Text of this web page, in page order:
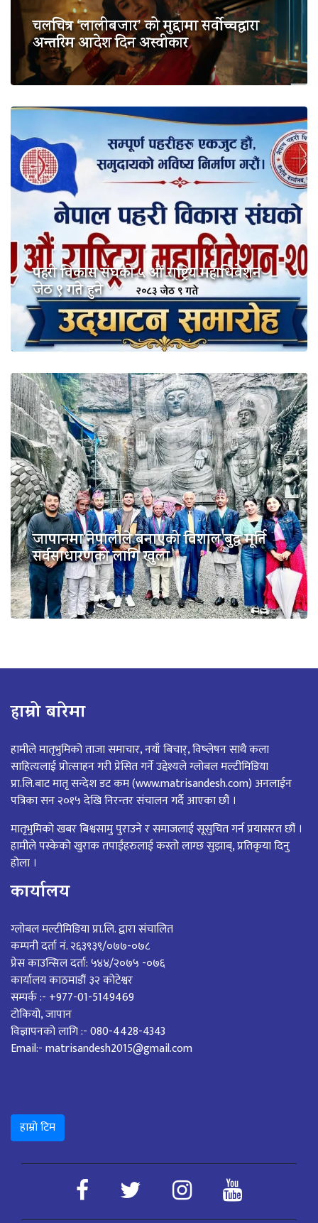
चलचित्र ‘लालीबजार’ को मुद्दामा सर्वोच्चद्वारा
अन्तरिम आदेश दिन अस्वीकार
पहरी विकास संघको ५ औं राष्ट्रिय महाधिवेशन
जेठ ९ गते हुने
जापानमा नेपालीले बनाएको विशाल बुद्ध मूर्ति
सर्वसाधारणको लागि खुला
हाम्रो बारेमा
हामीले मातृभुमिको ताजा समाचार, नयाँ बिचार्, विष्लेषन साथै कला
साहित्यलाई प्रोत्साहन गरी प्रेसित गर्ने उद्देश्यले ग्लोबल मल्टीमिडिया
प्रा.लि.बाट मातृ सन्देश डट कम (www.matrisandesh.com) अनलाईन
पत्रिका सन २०१५ देखि निरन्तर संचालन गर्दै आएका छौं ।
मातृभुमिको खबर बिश्वसामु पुराउने र समाजलाई सूसुचित गर्न प्रयासरत छौं ।
हामीले पस्केको खुराक तपाईंहरुलाई कस्तो लाग्छ सुझाब्, प्रतिकृया दिनु
होला ।
कार्यालय
ग्लोबल मल्टीमिडिया प्रा.लि. द्वारा संचालित
कम्पनी दर्ता नं. २६३९३९/०७७-०७८
प्रेस काउन्सिल दर्ता: ५४४/२०७५ -०७६
कार्यालय काठमाडौं ३२ कोटेश्वर
सम्पर्क :- +977-01-5149469
टोकियो, जापान
विज्ञापनको लागि :- 080-4428-4343
Email:- matrisandesh2015@gmail.com
हाम्रो टिम